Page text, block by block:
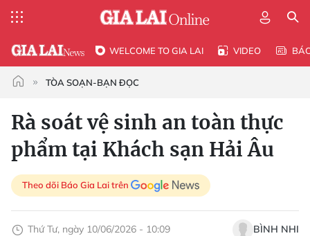
WELCOME TO GIA LAI VIDEO
TÒA SOẠN-BẠN ĐỌC
Rà soát vệ sinh an toàn thực
phẩm tại Khách sạn Hải Âu
Theo dõi Báo Gia Lai trên
Thứ Tư, ngày 10/06/2026 - 10:09 BÌNH NHI